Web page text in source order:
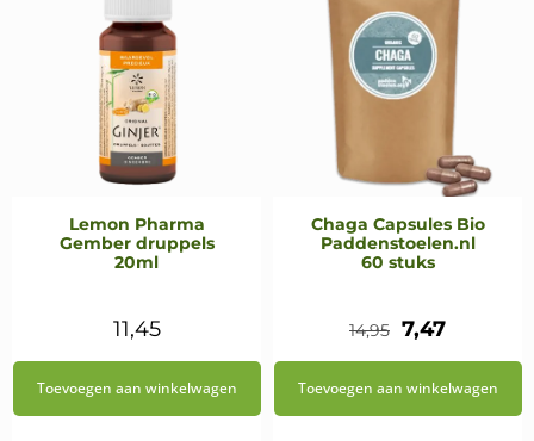
Lemon Pharma
Gember druppels
20ml
11,45
Toevoegen aan winkelwagen
Chaga Capsules Bio
Paddenstoelen.nl
60 stuks
14,95
prijs
7,47Huidige
prijs
Toevoegen aan winkelwagen